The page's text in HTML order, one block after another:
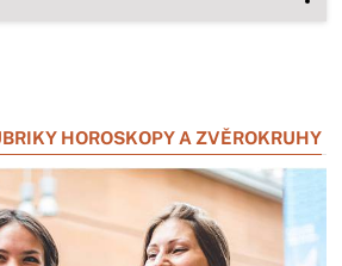
HOROSKOPY A ZVĚROKRUHY